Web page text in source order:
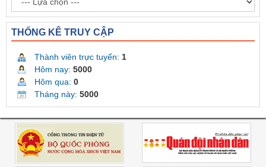
THỐNG KÊ TRUY CẬP
Thành viên trực tuyến: 1
Hôm nay: 5000
Hôm qua: 0
Tháng này: 5000